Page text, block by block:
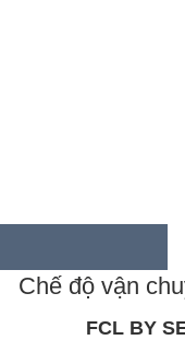
Chế độ vận
FCL BY